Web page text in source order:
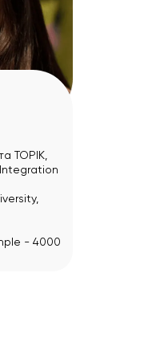
TOPIK,
- 4000